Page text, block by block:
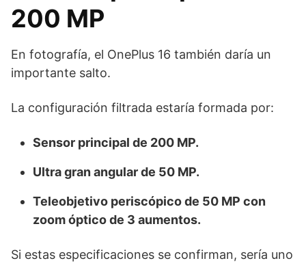
200 MP
En fotografía, el OnePlus 16 también daría un
importante salto.
La configuración filtrada estaría formada por:
Sensor principal de 200 MP.
Ultra gran angular de 50 MP.
Teleobjetivo periscópico de 50 MP con
zoom óptico de 3 aumentos.
Si estas especificaciones se confirman, sería uno